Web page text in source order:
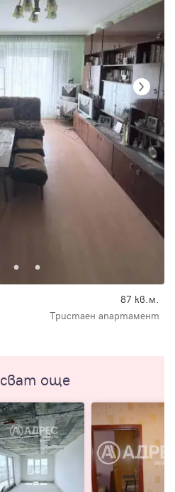
87 кв.м.
Тристаен апартамент
още